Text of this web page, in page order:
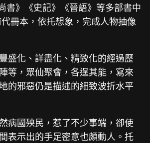
書》《史記》《晉語》等多部書中
冊本，依托想象，完成人物抽像
盛化、詳盡化、精致化的經過歷
等，眾仙聚會，各逞其能，寫來
的邪惡仍是描述的細致波折水平
病國殃民，惹了不少事端，卻使
表示出的手足密意也頗動人。托